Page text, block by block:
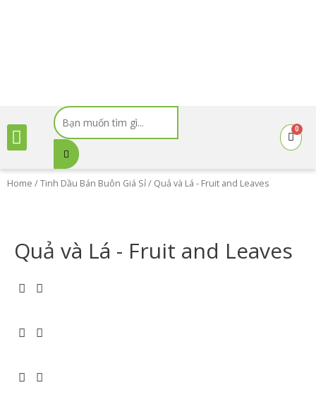
Menu
Search
...
0
Cart
Home /Tinh Dầu Bán Buôn Giá Sỉ/ Quả và Lá - Fruit and Leaves
Quả và Lá - Fruit and Leaves